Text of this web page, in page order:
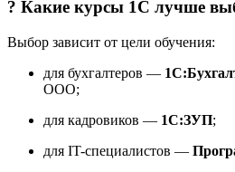
? Какие курсы 1С лучше
Выбор зависит от цели обучения:
для бухгалтеров —
ООО;
для кадровиков — 1С:ЗУП;
для IT-специалистов —